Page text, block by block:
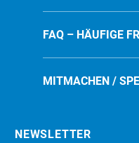
FAQ – HÄUFIGE
MITMACHEN /
NEWSLETTER